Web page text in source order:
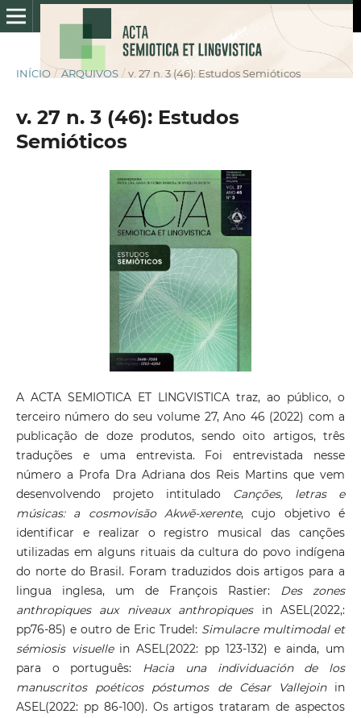
INÍCIO / ARQUIVOS / v. 27 n. 3 (46): Estudos Semióticos
v. 27 n. 3 (46): Estudos
Semióticos
A ACTA SEMIOTICA ET LINGVISTICA traz, ao público, o
terceiro número do seu volume 27, Ano 46 (2022) com a
publicação de doze produtos, sendo oito artigos, três
traduções e uma entrevista. Foi entrevistada nesse
número a Profa Dra Adriana dos Reis Martins que vem
desenvolvendo projeto intitulado Canções, letras e
músicas: a cosmovisão Akwẽ-xerente, cujo objetivo é
identificar e realizar o registro musical das canções
utilizadas em alguns rituais da cultura do povo indígena
do norte do Brasil. Foram traduzidos dois artigos para a
lingua inglesa, um de François Rastier: Des zones
anthropiques aux niveaux anthropiquesin ASEL(2022,:
pp76-85) e outro de Eric Trudel: Simulacre multimodal et
sémiosis visuellein ASEL(2022: pp 123-132) e ainda, um
para o português: Hacia una individuación de los
manuscritos poéticos póstumos de César Vallejoinin
ASEL(2022: pp 86-100). Os artigos trataram de aspectos